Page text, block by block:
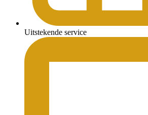
Uitstekende service